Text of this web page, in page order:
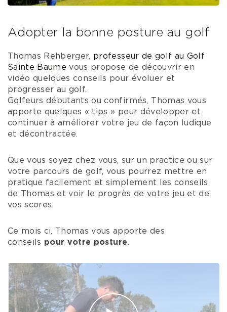
Adopter la bonne posture au golf
Thomas Rehberger, professeur de golf au Golf
Sainte Baume vous propose de découvrir en
vidéo quelques conseils pour évoluer et
progresser au golf.
Golfeurs débutants ou confirmés, Thomas vous
apporte quelques « tips » pour développer et
continuer à améliorer votre jeu de façon ludique
et décontractée.
Que vous soyez chez vous, sur un practice ou sur
votre parcours de golf, vous pourrez mettre en
pratique facilement et simplement les conseils
de Thomas et voir le progrès de votre jeu et de
vos scores.
Ce mois ci, Thomas vous apporte des
conseils pour votre posture.